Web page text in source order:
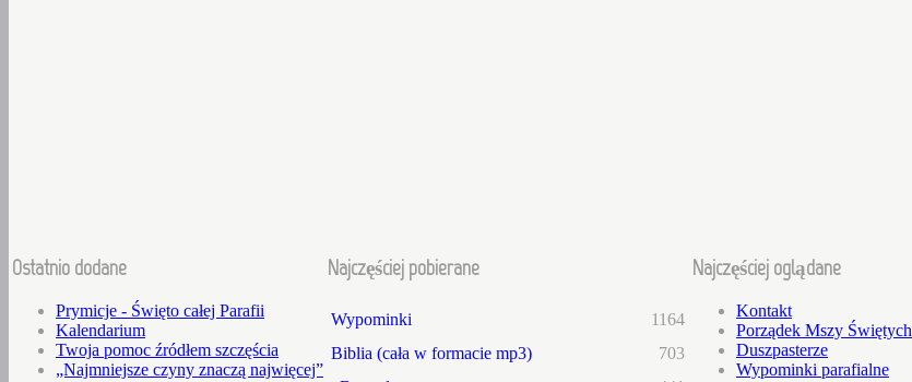
Ostatnio dodane
Prymicje - Święto całej Parafii
Kalendarium
Twoja pomoc źródłem szczęścia
„Najmniejsze czyny znaczą najwięcej”
Najczęściej pobierane
Wypominki
1164
Biblia (cała w formacie mp3)
703
Najczęściej oglądane
Kontakt
Porządek Mszy Świętych
Duszpasterze
Wypominki parafialne